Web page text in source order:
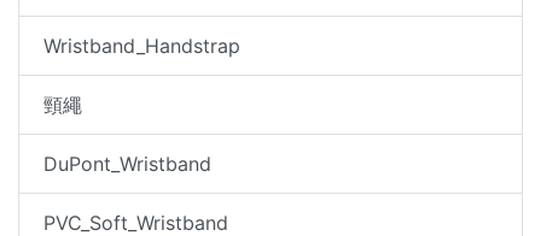
Wristband_Handstrap
頸繩
DuPont_Wristband
PVC_Soft_Wristband